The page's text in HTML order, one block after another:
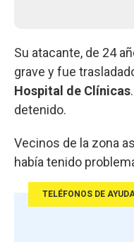
Su atacante, de 24
grave y fue
Hospital de Clínicas
detenido.
Vecinos de la zona
había tenido
TELÉFONOS DE